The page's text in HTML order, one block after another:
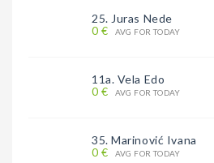
25. Juras Nede
0 €
AVG FOR TODAY
11a. Vela Edo
0 €
AVG FOR TODAY
35. Marinović Ivana
0 €
AVG FOR TODAY